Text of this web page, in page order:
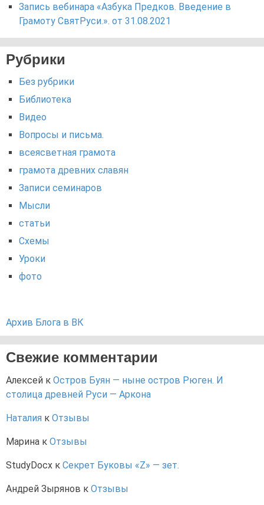
Запись вебинара «Азбука Предков. Введение в
Грамоту СвятРуси.». от 31.08.2021
Рубрики
Без рубрики
Библиотека
Видео
Вопросы и письма.
всеясветная грамота
грамота древних славян
Записи семинаров
Мысли
статьи
Схемы
Уроки
фото
Архив Блога в ВК
Свежие комментарии
Алексей к Остров Буян — ныне остров Рюген. И
столица древней Руси — Аркона
Наталия к Отзывы
Марина к Отзывы
StudyDocx к Секрет Буковы «Z» — зет.
Андрей Зырянов к Отзывы